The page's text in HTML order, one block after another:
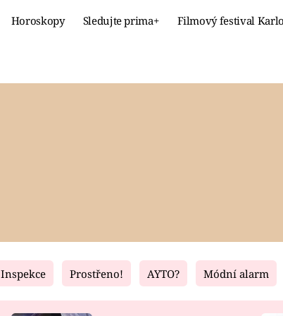
Horoskopy Sledujte prima+ Filmový festival
Fresh Living
Inspekce Prostřeno! AYTO? Módní alarm